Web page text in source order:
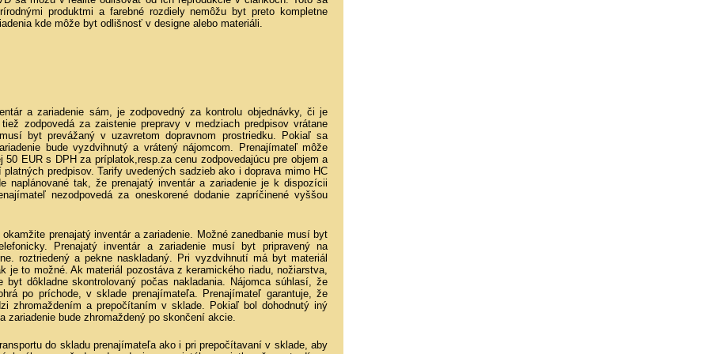
produktmi a farebné rozdiely nemôžu byt preto kompletne
kde môže byt odlišnosť v designe alebo materiáli.
a zariadenie sám, je zodpovedný za kontrolu objednávky, či je
zodpovedá za zaistenie prepravy v medziach predpisov vrátane
byt prevážaný v uzavretom dopravnom prostriedku. Pokiaľ sa
bude vyzdvihnutý a vrátený nájomcom. Prenajímateľ môže
50 EUR s DPH za príplatok,resp.za cenu zodpovedajúcu pre objem a
predpisov. Tarify uvedených sadzieb ako i doprava mimo HC
naplánované tak, že prenajatý inventár a zariadenie je k dispozícii
nezodpovedá za oneskorené dodanie zapríčinené vyššou
prenajatý inventár a zariadenie. Možné zanedbanie musí byt
Prenajatý inventár a zariadenie musí byt pripravený na
roztriedený a pekne naskladaný. Pri vyzdvihnutí má byt materiál
je to možné. Ak materiál pozostáva z keramického riadu, nožiarstva,
dôkladne skontrolovaný počas nakladania. Nájomca súhlasí, že
po príchode, v sklade prenajímateľa. Prenajímateľ garantuje, že
zhromaždením a prepočítaním v sklade. Pokiaľ bol dohodnutý iný
zariadenie bude zhromaždený po skončení akcie.
do skladu prenajímateľa ako i pri prepočítavaní v sklade, aby